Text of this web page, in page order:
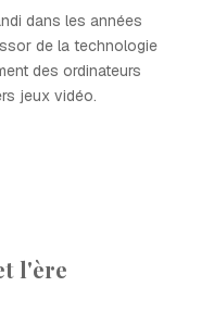
dans les années
de la technologie
des ordinateurs
jeux vidéo.
l'ère